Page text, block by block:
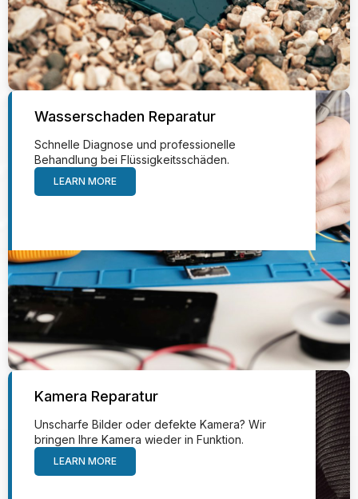
Wasserschaden Reparatur
Schnelle Diagnose und professionelle
Behandlung bei Flüssigkeitsschäden.
LEARN MORE
Kamera Reparatur
Unscharfe Bilder oder defekte Kamera? Wir
bringen Ihre Kamera wieder in Funktion.
LEARN MORE